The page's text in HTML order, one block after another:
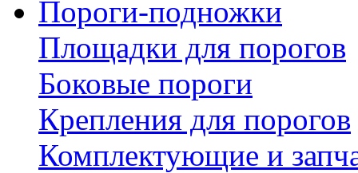
Пороги-подножки
Площадки для порогов
Боковые пороги
Крепления для порогов
Комплектующие и